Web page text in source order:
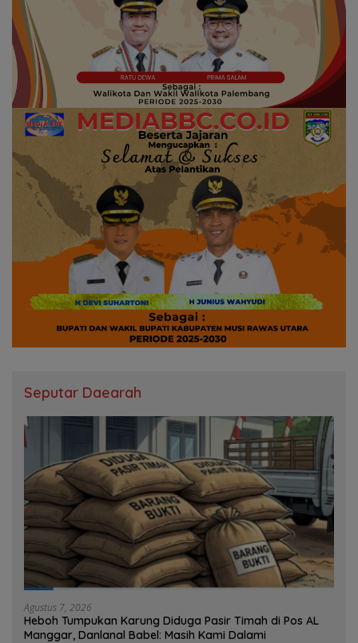
Seputar Daearah
Agustus 7, 2026
Heboh Tumpukan Karung Diduga Pasir Timah di Pos AL
Manggar, Danlanal Babel: Masih Kami Dalami